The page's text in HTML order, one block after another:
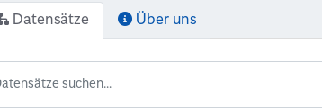
Datensätze Über uns